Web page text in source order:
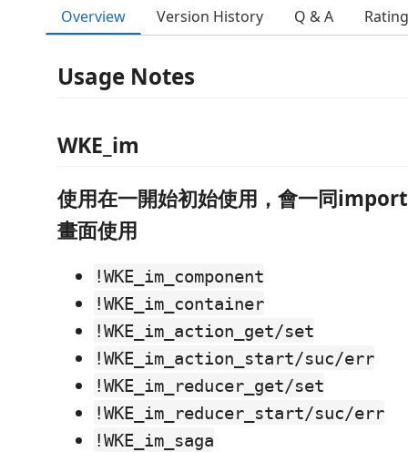
Overview Version History Q & A
Usage Notes
WKE_im
使用在一開始初始使用，會一同
畫面使用
!WKE_im_component
!WKE_im_container
!WKE_im_action_get/set
!WKE_im_action_start/suc/err
!WKE_im_reducer_get/set
!WKE_im_reducer_start/suc/err
!WKE_im_saga